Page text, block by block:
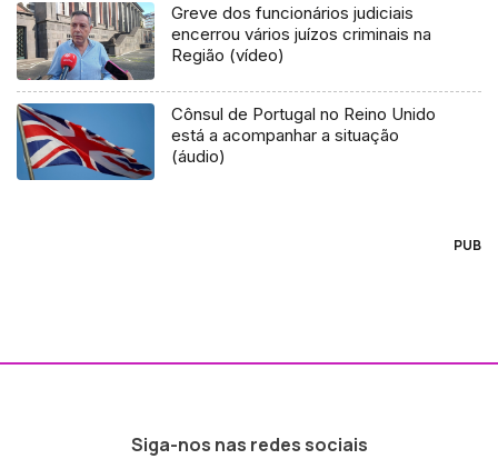
Greve dos funcionários judiciais
encerrou vários juízos criminais na
Região (vídeo)
Cônsul de Portugal no Reino Unido
está a acompanhar a situação
(áudio)
PUB
Siga-nos nas redes sociais